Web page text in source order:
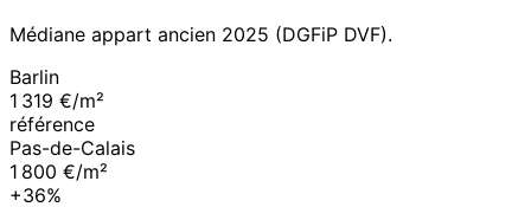
Médiane appart ancien 2025 (DGFiP DVF).
Barlin
1 319 €/m²
référence
Pas-de-Calais
1 800 €/m²
+36%